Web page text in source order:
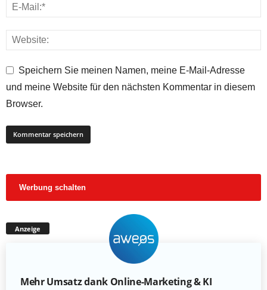
Speichern Sie meinen Namen, meine E-Mail-Adresse
und meine Website für den nächsten Kommentar in diesem
Browser.
Werbung schalten
Anzeige
Mehr Umsatz dank Online-Marketing & KI